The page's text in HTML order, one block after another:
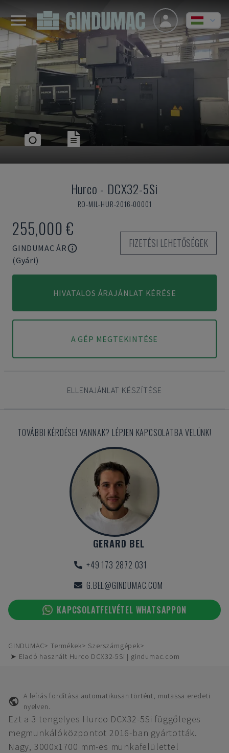
Hurco - DCX32-5Si
RO-MIL-HUR-2016-00001
255,000 €
GINDUMAC ÁR
(Gyári)
FIZETÉSI LEHETŐSÉGEK
HIVATALOS ÁRAJÁNLAT KÉRÉSE
A GÉP MEGTEKINTÉSE
ELLENAJÁNLAT KÉSZÍTÉSE
TOVÁBBI KÉRDÉSEI VANNAK? LÉPJEN KAPCSOLATBA VELÜNK!
GERARD BEL
+49 173 2872 031
G.BEL@GINDUMAC.COM
KAPCSOLATFELVÉTEL WHATSAPPON
GINDUMAC Termékek
Szerszámgépek
➤ Eladó használt Hurco DCX32-5Si | gindumac.com
A leírás fordítása automatikusan történt, mutassa eredeti
nyelven.
Ezt a 3 tengelyes Hurco DCX32-5Si függőleges
megmunkálóközpontot 2016-ban gyártották.
Nagy, 3000x1700 mm-es munkafelülettel